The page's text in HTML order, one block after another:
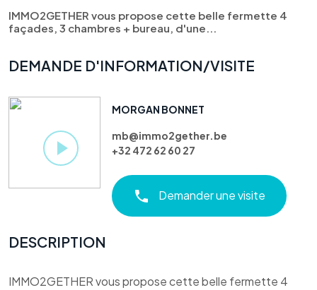
IMMO2GETHER vous propose cette belle fermette 4
façades, 3 chambres + bureau, d'une...
DEMANDE D'INFORMATION/VISITE
MORGAN BONNET
mb@immo2gether.be
+32 472 62 60 27
Demander une visite
DESCRIPTION
IMMO2GETHER vous propose cette belle fermette 4